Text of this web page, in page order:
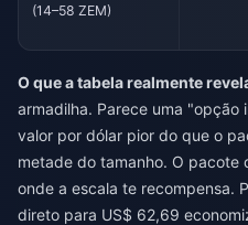
(14–58 ZEM)
O que a tabela realmente
armadilha. Parece uma "opção
valor por dólar pior do que o
metade do tamanho. O pacote
onde a escala te recompensa.
direto para US$ 62,69